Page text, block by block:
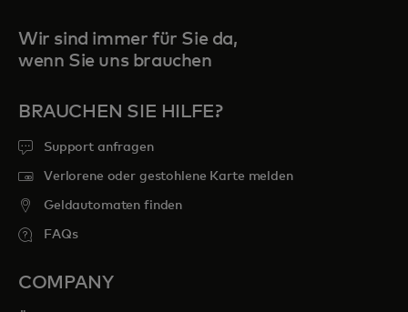
Wir sind immer für Sie da,
wenn Sie uns brauchen
BRAUCHEN SIE HILFE?
Support anfragen
Verlorene oder gestohlene Karte melden
Geldautomaten finden
FAQs
COMPANY